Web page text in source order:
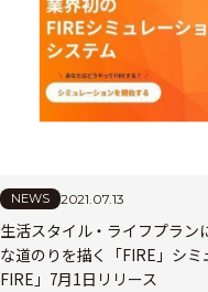
NEWS 2021.07.13
生活スタイル・ライフプラン
な道のりを描く「FIRE」シ
FIRE」7月1日リリース